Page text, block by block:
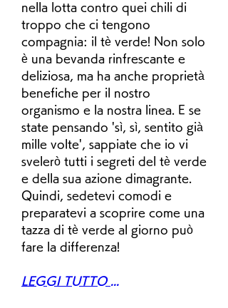
nella lotta contro quei chili di
troppo che ci tengono
compagnia: il tè verde! Non solo
è una bevanda rinfrescante e
deliziosa, ma ha anche proprietà
benefiche per il nostro
organismo e la nostra linea. E se
state pensando 'sì, sì, sentito già
mille volte', sappiate che io vi
svelerò tutti i segreti del tè verde
e della sua azione dimagrante.
Quindi, sedetevi comodi e
preparatevi a scoprire come una
tazza di tè verde al giorno può
fare la differenza!
LEGGI TUTTO ...